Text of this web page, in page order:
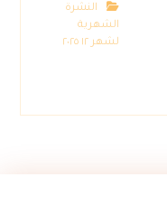
النشرة
الشهرية
لشهر ١٢ ٢٠٢٥